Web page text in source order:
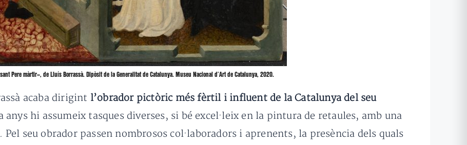
Pere màrtir», de Lluís Borrassà. Dipòsit de la Generalitat de Catalunya. Museu Nacional d’Art de Catalunya, 2020.
acaba dirigint l’obrador pictòric més fèrtil i influent de la Catalunya del seu
anys hi assumeix tasques diverses, si bé excel·leix en la pintura de retaules, amb una
Pel seu obrador passen nombrosos col·laboradors i aprenents, la presència dels quals